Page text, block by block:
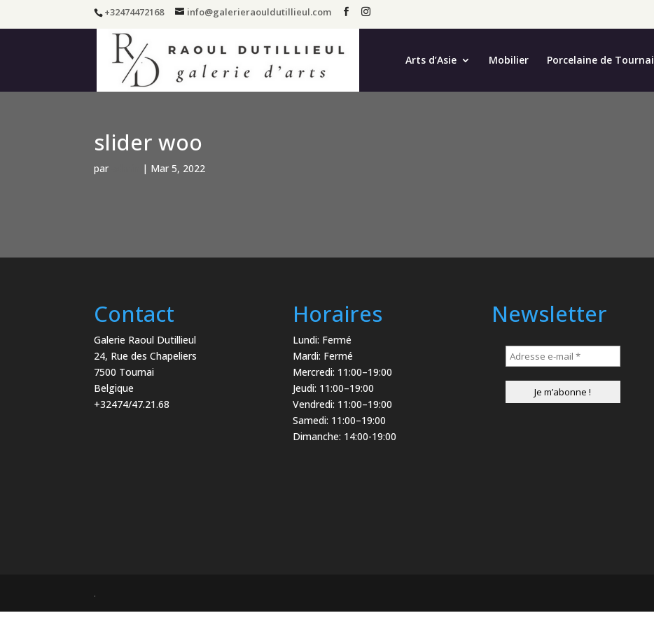
+32474472168 info@galerieraouldutillieul.com
Arts d’Asie Mobilier Porcelaine de Tournai
slider woo
par | Mar 5, 2022
Contact
Galerie Raoul Dutillieul
24, Rue des Chapeliers
7500 Tournai
Belgique
+32474/47.21.68
Horaires
Lundi: Fermé
Mardi: Fermé
Mercredi: 11:00–19:00
Jeudi: 11:00–19:00
Vendredi: 11:00–19:00
Samedi: 11:00–19:00
Dimanche: 14:00-19:00
Newsletter
.